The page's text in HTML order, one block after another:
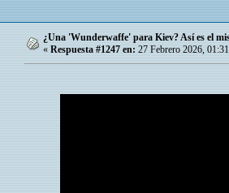
¿Una 'Wunderwaffe' para Kiev? Así es el
« Respuesta #1247 en: 27 Febrero 2026,